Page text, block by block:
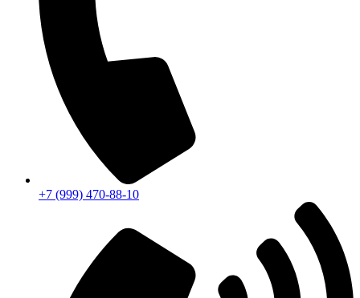
+7 (999) 470-88-10